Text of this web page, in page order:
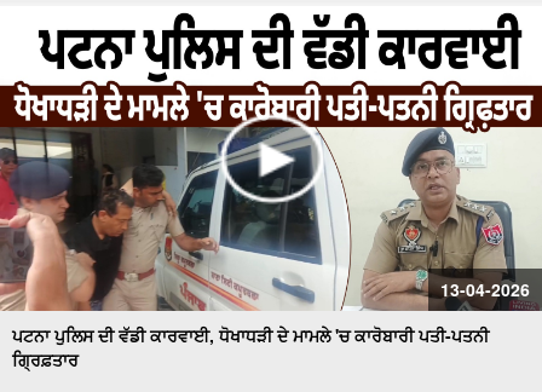
13-04-2026
ਪਟਨਾ ਪੁਲਿਸ ਦੀ ਵੱਡੀ ਕਾਰਵਾਈ, ਧੋਖਾਧੜੀ ਦੇ ਮਾਮਲੇ 'ਚ ਕਾਰੋਬਾਰੀ ਪਤੀ-ਪਤਨੀ
ਗ੍ਰਿਫ਼ਤਾਰ